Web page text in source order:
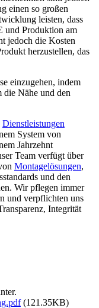
einen so großen
leisten, dass
und Produktion am
jedoch die Kosten
herzustellen, das
einzugehen, indem
die Nähe und den
Dienstleistungen
System von
Jahrzehnt
Team verfügt über
Montagelösungen,
und den
Wir pflegen immer
und verpflichten uns
Integrität
(121.35KB)